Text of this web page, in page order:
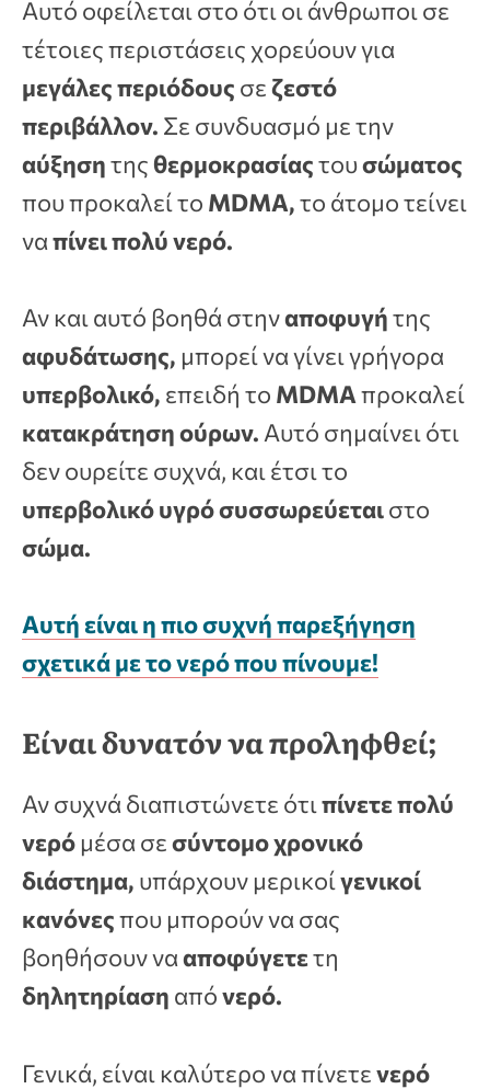
Αυτό οφείλεται στο ότι οι άνθρωποι σε
τέτοιες περιστάσεις χορεύουν για
μεγάλες περιόδους σεζεστό
περιβάλλον. Σε συνδυασμό με την
αύξησητηςθερμοκρασίαςτουσώματος
που προκαλεί το MDMA,το άτομο τείνει
ναπίνει πολύ νερό.
Αν και αυτό βοηθά στηναποφυγήτης
αφυδάτωσης, μπορεί να γίνει γρήγορα
υπερβολικό, επειδή το MDMAπροκαλεί
κατακράτηση ούρων. Αυτό σημαίνει ότι
δεν ουρείτε συχνά, και έτσι το
υπερβολικό υγρό συσσωρεύεταιστο
σώμα.
Αυτή είναι η πιο συχνή παρεξήγηση
σχετικά με το νερό που πίνουμε!
Είναι δυνατόν να προληφθεί;
Αν συχνά διαπιστώνετε ότιπίνετε πολύ
νερό μέσα σεσύντομο χρονικό
διάστημα, υπάρχουν μερικοίγενικοί
κανόνεςπου μπορούν να σας
βοηθήσουν νααποφύγετετη
δηλητηρίαση απόνερό.
Γενικά, είναι καλύτερο να πίνετενερό